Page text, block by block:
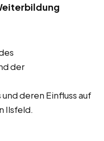
der
deren Einfluss auf
Ilsfeld.